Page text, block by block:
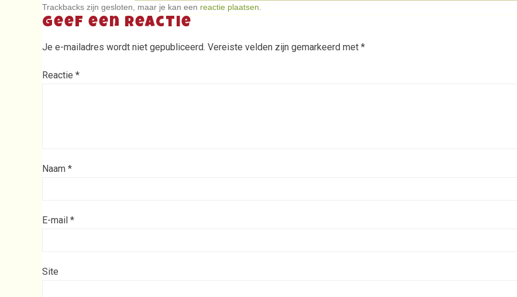
Trackbacks zijn gesloten, maar je kan een reactie plaatsen
Geef een reactie
Je e-mailadres wordt niet gepubliceerd. Vereiste velden zijn gemarkeerd met *
Reactie *
Naam *
E-mail *
Site